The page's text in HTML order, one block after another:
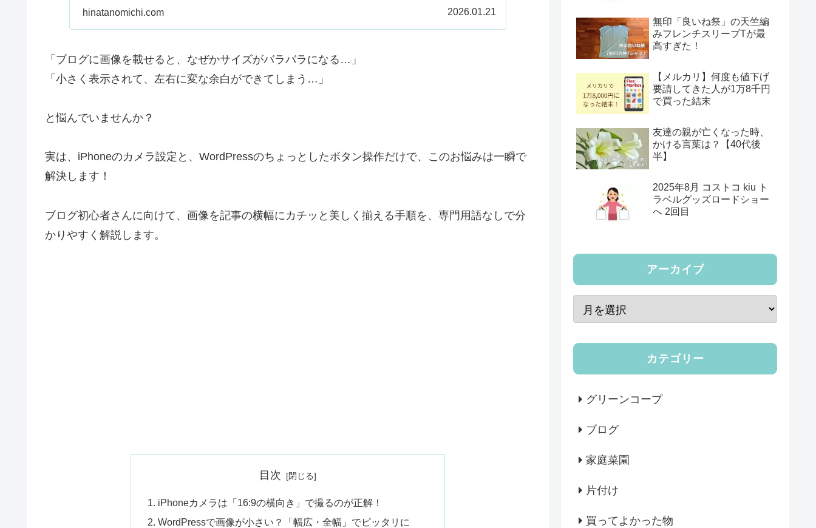
hinatanomichi.com 2026.01.21
「ブログに画像を載せると、なぜかサイズがバラバラになる…」
「小さく表示されて、左右に変な余白ができてしまう…」
と悩んでいませんか？
実は、iPhoneのカメラ設定と、WordPressのちょっとしたボタン操作だけで、このお悩みは一瞬で
解決します！
ブログ初心者さんに向けて、画像を記事の横幅にカチッと美しく揃える手順を、専門用語なしで分
かりやすく解説します。
目次
iPhoneカメラは「16:9の横向き」で撮るのが正解！
WordPressで画像が小さい？「幅広・全幅」でピッタリに
無印「良いね祭」の天竺編
みフレンチスリーブTが最
高すぎた！
【メルカリ】何度も値下げ
要請してきた人が1万8千円
で買った結末
友達の親が亡くなった時、
かける言葉は？【40代後
半】
2025年8月 コストコ kiu ト
ラベルグッズロードショー
へ 2回目
アーカイブ
カテゴリー
グリーンコープ
ブログ
家庭菜園
片付け
買ってよかった物